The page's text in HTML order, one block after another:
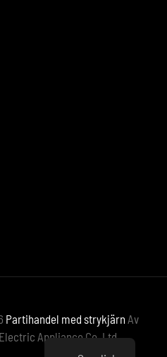
Partihandel med strykjärnAv
Appliance Co, Ltd